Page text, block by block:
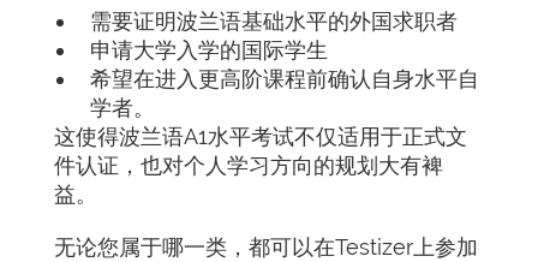
需要证明波兰语基础水平的外国求职者
申请大学入学的国际学生
希望在进入更高阶课程前确认自身水平自
学者。
这使得波兰语A1水平考试不仅适用于正式文
件认证，也对个人学习方向的规划大有裨
益。
无论您属于哪一类，都可以在Testizer上参加